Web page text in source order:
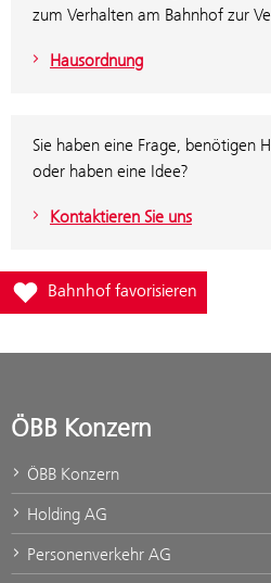
zum Verhalten am Bahnhof zur
Hausordnung
Sie haben eine Frage, benötigen
oder haben eine Idee?
Kontaktieren Sie uns
Füge Bahnhof Steinfeld im Drautal
Bahnhof favorisieren
ÖBB Konzern
ÖBB Konzern
Holding AG
Personenverkehr AG